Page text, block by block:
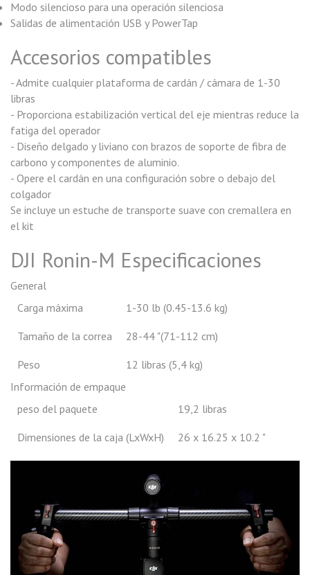
Modo silencioso para una operación silenciosa
Salidas de alimentación USB y PowerTap
Accesorios compatibles
- Admite cualquier plataforma de cardán / cámara de 1-30
libras
- Proporciona estabilización vertical del eje mientras reduce la
fatiga del operador
- Diseño delgado y liviano con brazos de soporte de fibra de
carbono y componentes de aluminio.
- Opere el cardán en una configuración sobre o debajo del
colgador
Se incluye un estuche de transporte suave con cremallera en
el kit
DJI Ronin-M Especificaciones
General
Carga máxima
1-30 lb (0.45-13.6 kg)
Tamaño de la correa 28-44 "(71-112 cm)
Peso
12 libras (5,4 kg)
Información de empaque
peso del paquete
19,2 libras
Dimensiones de la caja (LxWxH) 26 x 16.25 x 10.2 "